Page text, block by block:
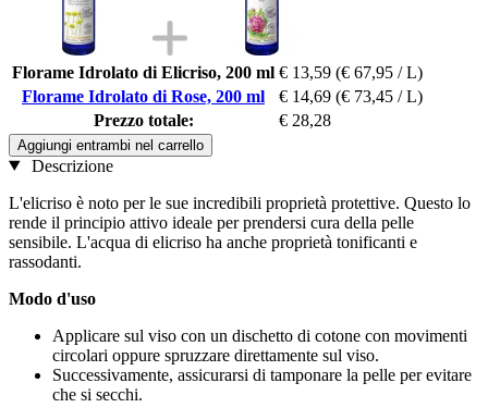
Florame Idrolato di Elicriso, 200 ml € 13,59 (€ 67,95 / L)
Florame Idrolato di Rose, 200 ml
€ 14,69 (€ 73,45 / L)
Prezzo totale:
€ 28,28
Aggiungi entrambi nel carrello
Descrizione
L'elicriso è noto per le sue incredibili proprietà protettive. Questo lo
rende il principio attivo ideale per prendersi cura della pelle
sensibile. L'acqua di elicriso ha anche proprietà tonificanti e
rassodanti.
Modo d'uso
Applicare sul viso con un dischetto di cotone con movimenti
circolari oppure spruzzare direttamente sul viso.
Successivamente, assicurarsi di tamponare la pelle per evitare
che si secchi.